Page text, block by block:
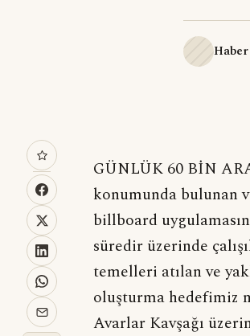
GÜNLÜK 60 BİN
konumunda bulunan
billboard
süredir üzerinde
temelleri atılan ve
oluşturma hedefimiz
Avarlar Kavşağı